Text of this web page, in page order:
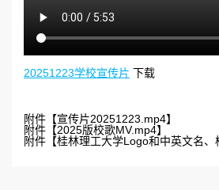
20251223学校宣传片 下载
附件【宣传片20251223.mp4】
附件【2025版校歌MV.mp4】
附件【桂林理工大学Logo和中英文名、